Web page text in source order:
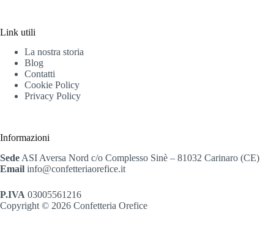
Link utili
La nostra storia
Blog
Contatti
Cookie Policy
Privacy Policy
Informazioni
Sede ASI Aversa Nord c/o Complesso Sinè – 81032 Carinaro (CE)
Email info@confetteriaorefice.it
P.IVA 03005561216
Copyright © 2026 Confetteria Orefice